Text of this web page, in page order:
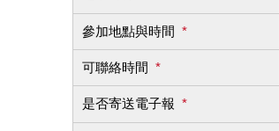
參加地點與時間 *
可聯絡時間 *
是否寄送電子報 *